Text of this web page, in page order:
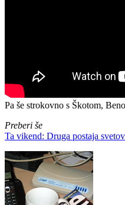
Pa še strokovno s Škotom,
Preberi še
Ta vikend: Druga postaja